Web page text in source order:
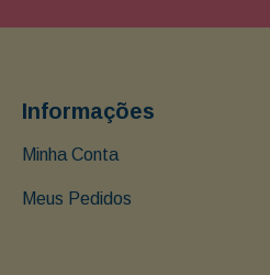
Informações
Minha Conta
Meus Pedidos